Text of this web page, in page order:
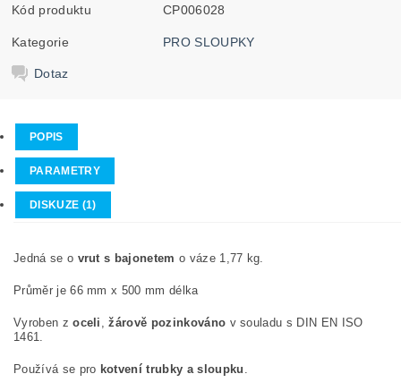
Kód produktu CP006028
Kategorie PRO SLOUPKY
Dotaz
POPIS
PARAMETRY
DISKUZE (1)
Jedná se o vrut s bajonetem o váze 1,77 kg.
Průměr je 66 mm x 500 mm délka
Vyroben zoceli ,žárově pozinkováno v souladu s DIN EN ISO
1461.
Používá se pro kotvení trubky a sloupku .